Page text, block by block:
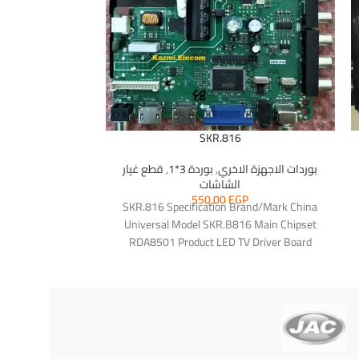
SKR.816
بوردات الاجهزة الاخري,بوردة 3*1 ,قطع غيار
الشاشات
550,00EGP
SKR.816 Specification Brand/Mark China
Universal Model SKR.B816 Main Chipset
RDA8501 Product LED TV Driver Board